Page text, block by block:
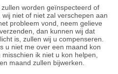
worden geïnspecteerd of
niet of niet zal verschepen aan
probleem vond, neem gelieve
dan kunnen wij dat
is, zullen wij u compenseren.
u niet me over een maand kon
ik niet u kon helpen,
maand zullen bijwerken.